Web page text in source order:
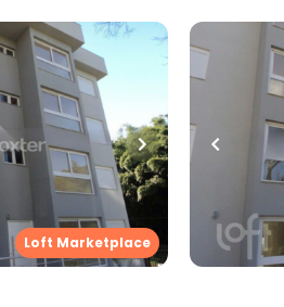
Loft Marketplace
1banheiro•
- Novo
,Vila Nova,Novo
R$
Santos
Rua
Hamburgo